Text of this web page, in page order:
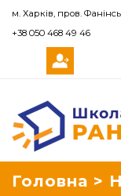
Школа
Головна >
м. Харків, пров.
+38 050 468 49 46